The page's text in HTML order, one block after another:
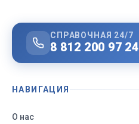
СПРАВОЧНАЯ 24/7
8 812 200 97 24
НАВИГАЦИЯ
О нас